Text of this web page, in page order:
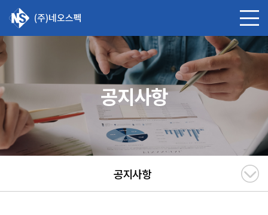
공지사항
공지사항